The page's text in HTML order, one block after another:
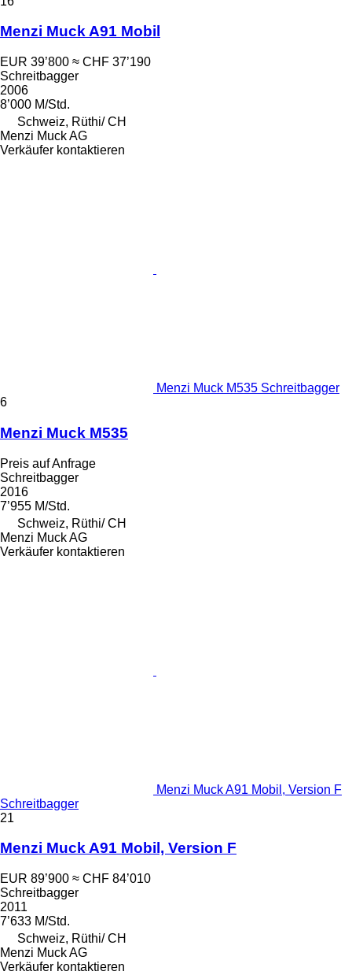
Menzi Muck A91 Mobil
EUR 39’800 ≈ CHF 37’190
Schreitbagger
2006
8’000 M/Std.
Schweiz, Rüthi/ CH
Menzi Muck AG
Verkäufer kontaktieren
Menzi Muck M535 Schreitbagger
6
Menzi Muck M535
Preis auf Anfrage
Schreitbagger
2016
7’955 M/Std.
Schweiz, Rüthi/ CH
Menzi Muck AG
Verkäufer kontaktieren
Menzi Muck A91 Mobil, Version F
Schreitbagger
21
Menzi Muck A91 Mobil, Version F
EUR 89’900 ≈ CHF 84’010
Schreitbagger
2011
7’633 M/Std.
Schweiz, Rüthi/ CH
Menzi Muck AG
Verkäufer kontaktieren